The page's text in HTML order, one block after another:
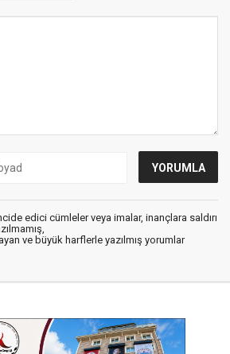
edici cümleler veya imalar, inançlara saldırı
ve büyük harflerle yazılmış yorumlar